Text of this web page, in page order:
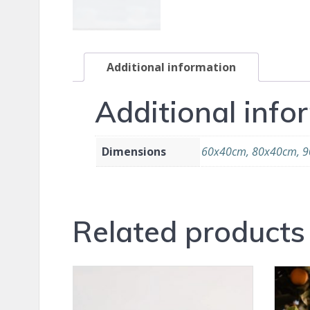
Additional information
Additional
Dimensions 60x40cm, 80x40cm,
Related products